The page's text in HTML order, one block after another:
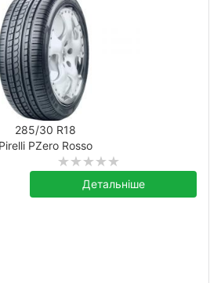
285/30 R18
Pirelli PZero Rosso
Детальніше